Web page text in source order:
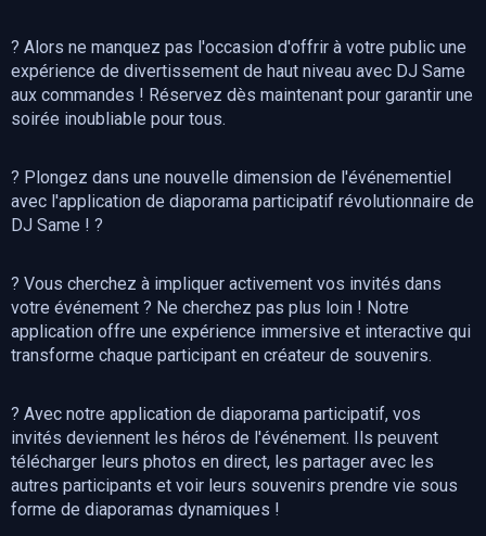
? Alors ne manquez pas l'occasion d'offrir à votre public une
expérience de divertissement de haut niveau avec DJ Same
aux commandes ! Réservez dès maintenant pour garantir une
soirée inoubliable pour tous.
? Plongez dans une nouvelle dimension de l'événementiel
avec l'application de diaporama participatif révolutionnaire de
DJ Same ! ?
? Vous cherchez à impliquer activement vos invités dans
votre événement ? Ne cherchez pas plus loin ! Notre
application offre une expérience immersive et interactive qui
transforme chaque participant en créateur de souvenirs.
? Avec notre application de diaporama participatif, vos
invités deviennent les héros de l'événement. Ils peuvent
télécharger leurs photos en direct, les partager avec les
autres participants et voir leurs souvenirs prendre vie sous
forme de diaporamas dynamiques !